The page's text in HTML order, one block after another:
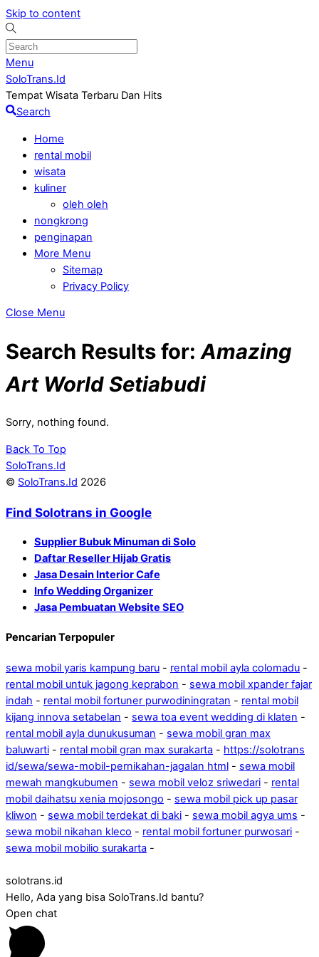
Skip to content
Menu
SoloTrans.Id
Tempat Wisata Terbaru Dan Hits
Search
Home
rental mobil
wisata
kuliner
oleh oleh
nongkrong
penginapan
More Menu
Sitemap
Privacy Policy
Close Menu
Search Results for: Amazing
Art World Setiabudi
Sorry, nothing found.
Back To Top
SoloTrans.Id
© SoloTrans.Id 2026
Find Solotrans in Google
Supplier Bubuk Minuman di Solo
Daftar Reseller Hijab Gratis
Jasa Desain Interior Cafe
Info Wedding Organizer
Jasa Pembuatan Website SEO
Pencarian Terpopuler
sewa mobil yaris kampung baru - rental mobil ayla colomadu -
rental mobil untuk jagong keprabon - sewa mobil xpander fajar
indah - rental mobil fortuner purwodiningratan - rental mobil
kijang innova setabelan - sewa toa event wedding di klaten -
rental mobil ayla dunukusuman - sewa mobil gran max
baluwarti - rental mobil gran max surakarta - https://solotrans
id/sewa/sewa-mobil-pernikahan-jagalan html - sewa mobil
mewah mangkubumen - sewa mobil veloz sriwedari - rental
mobil daihatsu xenia mojosongo - sewa mobil pick up pasar
kliwon - sewa mobil terdekat di baki - sewa mobil agya ums -
sewa mobil nikahan kleco - rental mobil fortuner purwosari -
sewa mobil mobilio surakarta -
solotrans.id
Hello, Ada yang bisa SoloTrans.Id bantu?
Open chat